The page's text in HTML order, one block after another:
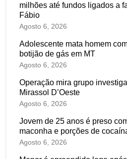
milhões até fundos ligados a
Fábio
Agosto 6, 2026
Adolescente mata homem
botijão de gás em MT
Agosto 6, 2026
Operação mira grupo
Mirassol D’Oeste
Agosto 6, 2026
Jovem de 25 anos é preso
maconha e porções de
Agosto 6, 2026